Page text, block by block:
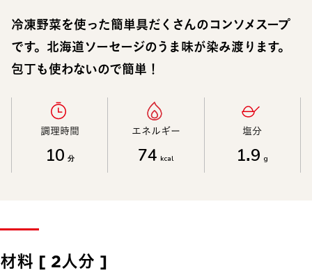
冷凍野菜を使った簡単具だくさんのコンソメスープ
です。北海道ソーセージのうま味が染み渡ります。
包丁も使わないので簡単！
調理時間​
10 分
エネルギー​
74 kcal
塩分​
1.9 g
材料 [ 2人分 ]